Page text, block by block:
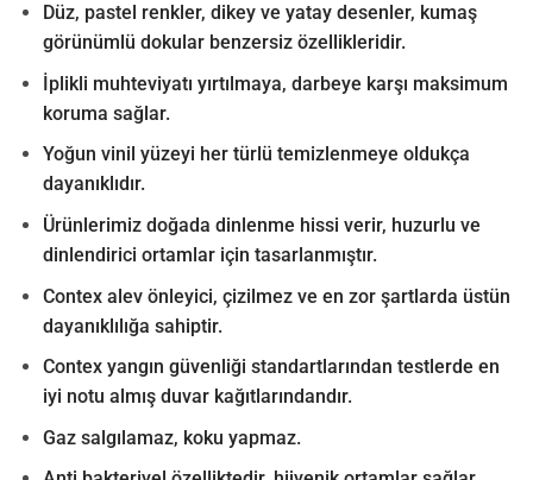
Düz, pastel renkler, dikey ve yatay desenler, kumaş
görünümlü dokular benzersiz özellikleridir.
İplikli muhteviyatı yırtılmaya, darbeye karşı maksimum
koruma sağlar.
Yoğun vinil yüzeyi her türlü temizlenmeye oldukça
dayanıklıdır.
Ürünlerimiz doğada dinlenme hissi verir, huzurlu ve
dinlendirici ortamlar için tasarlanmıştır.
Contex alev önleyici, çizilmez ve en zor şartlarda üstün
dayanıklılığa sahiptir.
Contex yangın güvenliği standartlarından testlerde en
iyi notu almış duvar kağıtlarındandır.
Gaz salgılamaz, koku yapmaz.